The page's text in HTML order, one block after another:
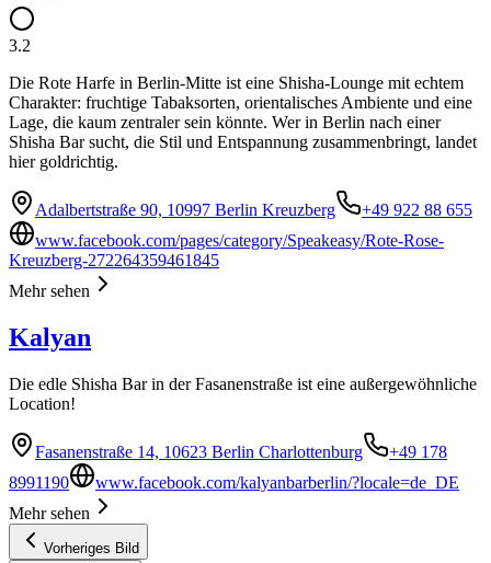
3.2
Die Rote Harfe in Berlin-Mitte ist eine Shisha-Lounge mit echtem
Charakter: fruchtige Tabaksorten, orientalisches Ambiente und eine
Lage, die kaum zentraler sein könnte. Wer in Berlin nach einer
Shisha Bar sucht, die Stil und Entspannung zusammenbringt, landet
hier goldrichtig.
Adalbertstraße 90, 10997 Berlin Kreuzberg
+49 922 88 655
www.facebook.com/pages/category/Speakeasy/Rote-Rose-
Kreuzberg-272264359461845
Mehr sehen
Kalyan
Die edle Shisha Bar in der Fasanenstraße ist eine außergewöhnliche
Location!
Fasanenstraße 14, 10623 Berlin Charlottenburg
+49 178
8991190
www.facebook.com/kalyanbarberlin/?locale=de_DE
Mehr sehen
Vorheriges Bild